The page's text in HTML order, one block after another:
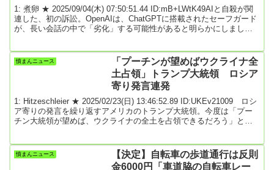
性」発表
1: 煮卵 ★ 2025/09/04(木) 07:50:51.44 ID:mB+LWtK49AIと自殺が関
連した、初の訴訟。OpenAIは、ChatGPTに搭載されたセーフガード
が、長い会話の中で「劣化」する可能性があると明らかにしまし
フガードが含まれています。短いやり取りにおいては最も効果を発
揮しますが、長い会話ではモデルの安全性訓練の一部が劣化し、信
憤まんニュース
「プーチンが望めばウクライナ全
土占領」トランプ大統領 ロシア
寄り発言連発
1: Hitzeschleier ★ 2025/02/23(日) 13:46:52.89 ID:UKEv21009 ロシ
ア寄りの発言を繰り返すアメリカのトランプ大統領。今度は「プー
チン大統領が望めば、ウクライナの全土を占領できるだろう」と発
り返す背景21日のラジオ番組でトランプ大統領は、ゼレンスキー大
統領に対して厳しい言葉を並べました。トランプ大統領（FOXニュ
憤まんニュース
【決定】自転車の歩道通行は反則
金6000円「車道脇の自転車レー